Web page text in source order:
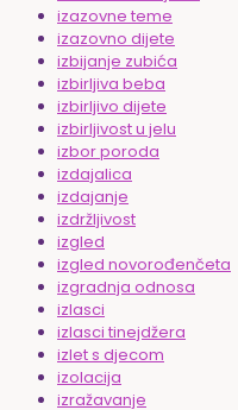
izazovne teme
izazovno dijete
izbijanje zubića
izbirljiva beba
izbirljivo dijete
izbirljivost u jelu
izbor poroda
izdajalica
izdajanje
izdržljivost
izgled
izgled novorođenčeta
izgradnja odnosa
izlasci
izlasci tinejdžera
izlet s djecom
izolacija
izražavanje